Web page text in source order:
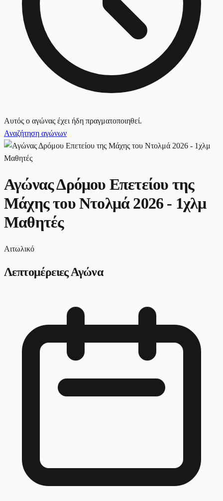
Αυτός ο αγώνας έχει ήδη πραγματοποιηθεί.
Αναζήτηση αγώνων
Αγώνας Δρόμου Επετείου της
Μάχης του Ντολμά 2026 - 1χλμ
Μαθητές
Αιτωλικό
Λεπτομέρειες Αγώνα